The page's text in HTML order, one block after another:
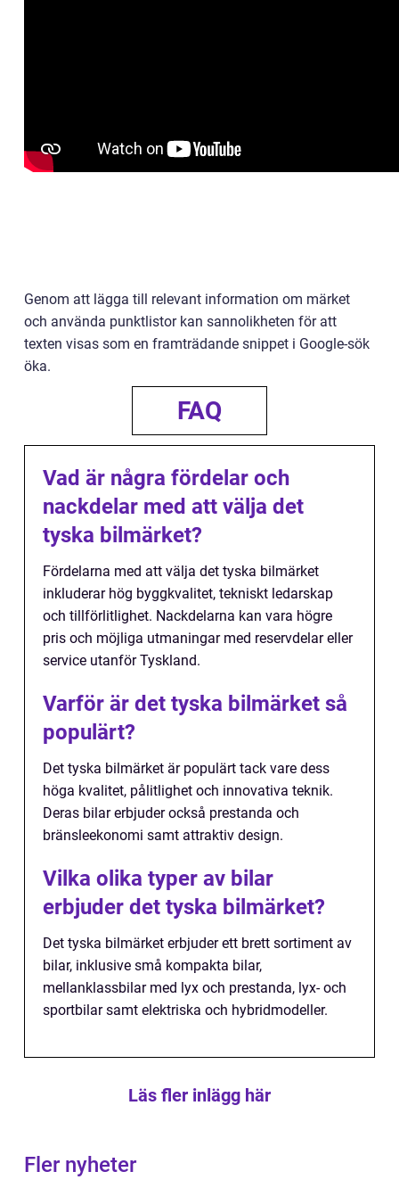
Genom att lägga till relevant information om märket
och använda punktlistor kan sannolikheten för att
texten visas som en framträdande snippet i Google-sök
öka.
FAQ
Vad är några fördelar och
nackdelar med att välja det
tyska bilmärket?
Fördelarna med att välja det tyska bilmärket
inkluderar hög byggkvalitet, tekniskt ledarskap
och tillförlitlighet. Nackdelarna kan vara högre
pris och möjliga utmaningar med reservdelar eller
service utanför Tyskland.
Varför är det tyska bilmärket så
populärt?
Det tyska bilmärket är populärt tack vare dess
höga kvalitet, pålitlighet och innovativa teknik.
Deras bilar erbjuder också prestanda och
bränsleekonomi samt attraktiv design.
Vilka olika typer av bilar
erbjuder det tyska bilmärket?
Det tyska bilmärket erbjuder ett brett sortiment av
bilar, inklusive små kompakta bilar,
mellanklassbilar med lyx och prestanda, lyx- och
sportbilar samt elektriska och hybridmodeller.
Läs fler inlägg här
Fler nyheter